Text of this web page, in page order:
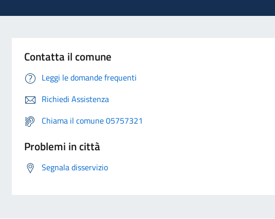
Contatta il comune
Leggi le domande frequenti
Richiedi Assistenza
Chiama il comune 05757321
Problemi in città
Segnala disservizio